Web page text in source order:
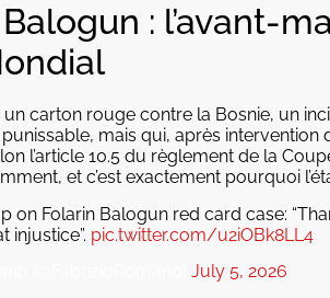
Balogun : l’avant-
carton rouge contre la Bosnie, un
mais qui, après intervention
l’article 10.5 du règlement de la
et c’est exactement pourquoi
on Folarin Balogun red card case:
injustice”. pic.twitter.com/u2iOBk8LL4
July 5, 2026